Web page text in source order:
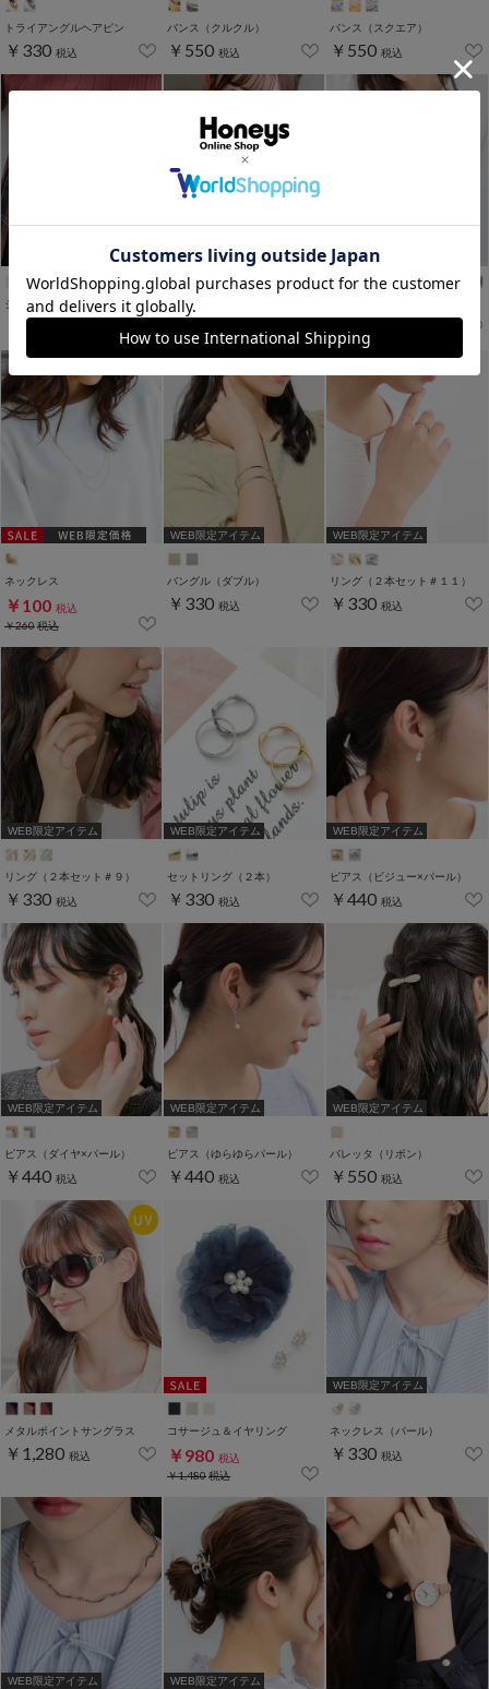
トライアングルヘアピン
￥330 税込
バンス（クルクル）
￥550 税込
バンス（スクエア）
￥550 税込
ジップウォレット
￥1,780
スクールリボン
ネックレス
￥100 税込
￥260税込
WEB限定アイテム
バングル（ダブル）
￥330 税込
WEB限定アイテム
リング（２本セット＃１１）
￥330 税込
WEB限定アイテム
リング（２本セット＃９）
￥330 税込
WEB限定アイテム
セットリング（２本）
￥330 税込
WEB限定アイテム
ピアス（ビジュー×パール）
￥440 税込
WEB限定アイテム
ピアス（ダイヤ×パール）
￥440 税込
WEB限定アイテム
ピアス（ゆらゆらパール）
￥440 税込
WEB限定アイテム
バレッタ（リボン）
￥550 税込
メタルポイントサングラス
￥1,280 税込
コサージュ＆イヤリング
￥980 税込
￥1,480税込
WEB限定アイテム
ネックレス（パール）
￥330 税込
WEB限定アイテム WEB限定アイテム